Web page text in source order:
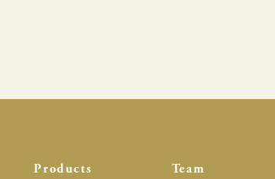
Products Team